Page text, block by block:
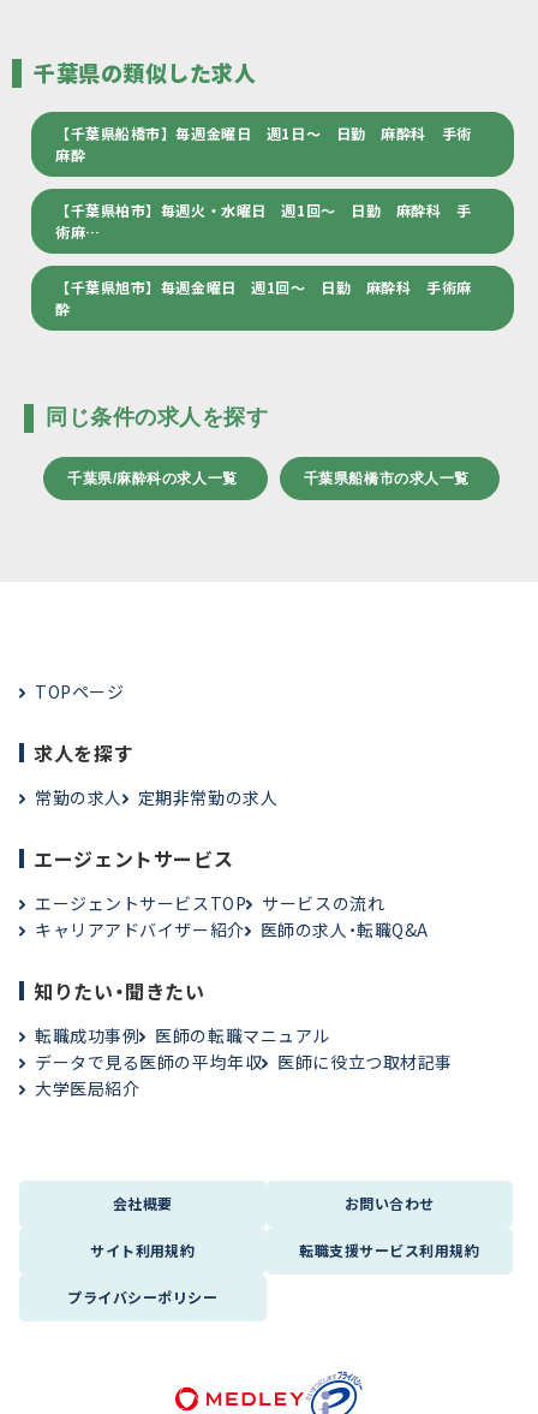
千葉県の類似した求人
【千葉県船橋市】毎週金曜日 週1日～ 日勤 麻酔科 手術
麻酔
【千葉県柏市】毎週火・水曜日 週1回～ 日勤 麻酔科 手
術麻…
【千葉県旭市】毎週金曜日 週1回～ 日勤 麻酔科 手術麻
酔
同じ条件の求人を探す
千葉県/麻酔科の求人一覧 千葉県船橋市の求人一覧
TOPページ
求人を探す
常勤の求人 定期非常勤の求人
エージェントサービス
エージェントサービスTOP
サービスの流れ
キャリアアドバイザー紹介
医師の求人・転職Q&A
知りたい・聞きたい
転職成功事例
医師の転職マニュアル
データで見る医師の平均年収
医師に役立つ取材記事
大学医局紹介
会社概要 お問い合わせ
サイト利用規約 転職支援サービス利用規約
プライバシーポリシー